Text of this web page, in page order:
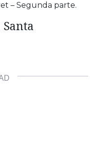
– Segunda parte.